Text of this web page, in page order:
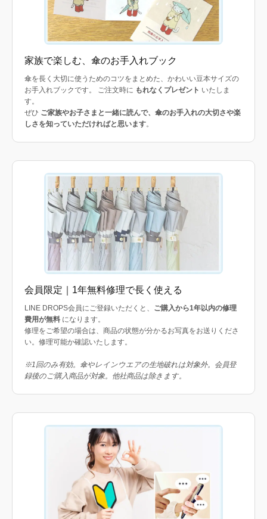
家族で楽しむ、傘のお手入れブック
傘を長く大切に使うためのコツをまとめた、かわいい豆本サイズの
お手入れブックです。 ご注文時に もれなくプレゼント いたしま
す。
ぜひ ご家族やお子さまと一緒に読んで、傘のお手入れの大切さや楽
しさを知っていただければと思います。
会員限定｜1年無料修理で長く使える
LINE DROPS会員にご登録いただくと、 ご購入から1年以内の修理
費用が無料 になります。
修理をご希望の場合は、商品の状態が分かるお写真をお送りくださ
い。修理可能か確認いたします。
※1回のみ有効。傘やレインウエアの生地破れは対象外。会員登
録後のご購入商品が対象。他社商品は除きます。